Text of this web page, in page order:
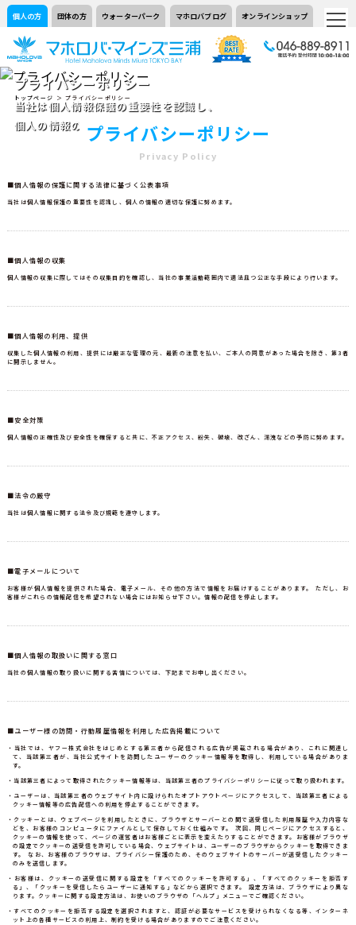
個人の方 団体の方 ウォーターパーク マホロバブログ オンラインショップ
プライバシーポリシー
当社は個人情報保護の重要性を認識し、
個人の情報の適切な保護に努めます。
トップページ ＞ プライバシーポリシー
プライバシーポリシー
Privacy Policy
■個人情報の保護に関する法律に基づく公表事項
当社は個人情報保護の重要性を認識し、個人の情報の適切な保護に努めます。
■個人情報の収集
個人情報の収集に際してはその収集目的を確認し、当社の事業活動範囲内で適法且つ公正な手段により行います。
■個人情報の利用、提供
収集した個人情報の利用、提供には厳正な管理の元、最新の注意を払い、ご本人の同意があった場合を除き、第3者
に開示しません。
■安全対策
個人情報の正確性及び安全性を確保すると共に、不正アクセス、紛失、破壊、改ざん、漏洩などの予防に努めます。
■法令の厳守
当社は個人情報に関する法令及び規範を遵守します。
■電子メールについて
お客様が個人情報を提供された場合、電子メール、その他の方法で情報をお届けすることがあります。 ただし、お
客様がこれらの情報配信を希望されない場合にはお知らせ下さい。情報の配信を停止します。
■個人情報の取扱いに関する窓口
当社の個人情報の取り扱いに関する苦情については、下記までお申し出ください。
■ユーザー様の訪問・行動履歴情報を利用した広告掲載について
・当社では、ヤフー株式会社をはじめとする第三者から配信される広告が掲載される場合があり、これに関連し
て、当該第三者が、当社公式サイトを訪問したユーザーのクッキー情報等を取得し、利用している場合がありま
す。
・当該第三者によって取得されたクッキー情報等は、当該第三者のプライバシーポリシーに従って取り扱われます。
・ユーザーは、当該第三者のウェブサイト内に設けられたオプトアウトページにアクセスして、当該第三者による
クッキー情報等の広告配信への利用を停止することができます。
・クッキーとは、ウェブページを利用したときに、ブラウザとサーバーとの間で送受信した利用履歴や入力内容な
どを、お客様のコンピュータにファイルとして保存しておく仕組みです。 次回、同じページにアクセスすると、
クッキーの情報を使って、ページの運営者はお客様ごとに表示を変えたりすることができます。お客様がブラウザ
の設定でクッキーの送受信を許可している場合、ウェブサイトは、ユーザーのブラウザからクッキーを取得できま
す。 なお、お客様のブラウザは、プライバシー保護のため、そのウェブサイトのサーバーが送受信したクッキー
のみを送信します。
・お客様は、クッキーの送受信に関する設定を「すべてのクッキーを許可する」、「すべてのクッキーを拒否す
る」、「クッキーを受信したらユーザーに通知する」などから選択できます。 設定方法は、ブラウザにより異な
ります。クッキーに関する設定方法は、お使いのブラウザの「ヘルプ」メニューでご確認ください。
・すべてのクッキーを拒否する設定を選択されますと、認証が必要なサービスを受けられなくなる等、インターネ
ット上の各種サービスの利用上、制約を受ける場合がありますのでご注意ください。